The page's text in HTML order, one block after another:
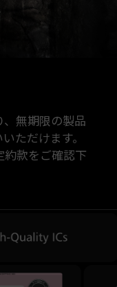
無期限の製品
ただけます。
款をご確認下